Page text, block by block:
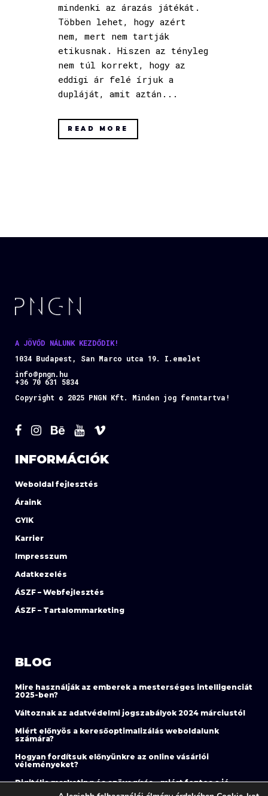
mindenki az árazás játékát.
Többen lehet, hogy azért
nem, mert nem tartják
etikusnak. Hiszen az tényleg
nem túl korrekt, hogy az
eddigi ár felé írjuk a
dupláját, amit aztán...
READ MORE
A JÖVŐD NÁLUNK KEZDŐDIK!
1034 Budapest, San Marco utca 19. I.emelet
info@pngn.hu
+36 70 631 5834
Copyright © 2025 PNGN Kft. Minden jog fenntartva!
INFORMÁCIÓK
Weboldal fejlesztés
Áraink
GYIK
Karrier
Impresszum
Adatkezelés
ÁSZF – Webfejlesztés
ÁSZF – Tartalommarketing
BLOG
Mire használják az emberek a mesterséges intelligenciát
2025-ben?
Változnak az adatvédelmi jogszabályok 2024 márciustól
Miért előnyös a keresőoptimalizálás weboldalunk
számára?
Hogyan fordítsuk előnyünkre az online vásárlói
véleményeket?
Digitális marketing és szövegírás – miért fontos a jó